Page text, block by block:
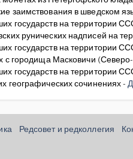
заимствования в шведском
государств на территории
рунических надписей на
государств на территории
с городища Масковичи
государств на территории
географических сочинениях-
Редсовет и редколлегия